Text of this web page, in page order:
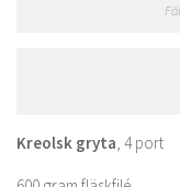
Kreolsk gryta, 4 port